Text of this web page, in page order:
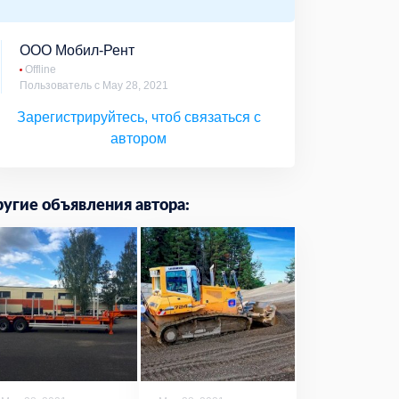
ООО Мобил-Рент
Offline
Пользователь с May 28, 2021
Зарегистрируйтесь, чтоб связаться с
автором
объявления автора: